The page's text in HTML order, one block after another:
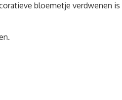
bloemetje verdwenen